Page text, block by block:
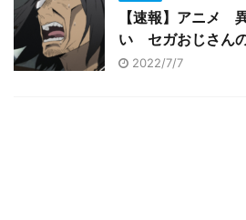
【速報】アニメ
い セガおじさん
2022/7/7